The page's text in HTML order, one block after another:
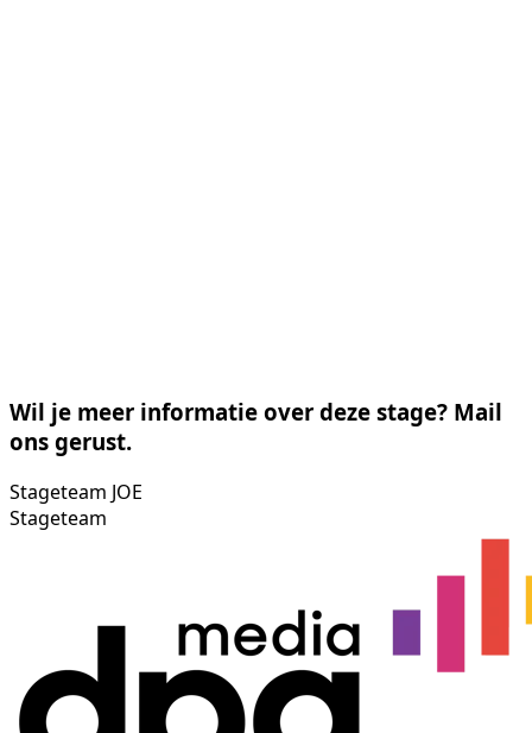
Wil je meer informatie over deze stage? Mail
ons gerust.
Stageteam JOE
Stageteam